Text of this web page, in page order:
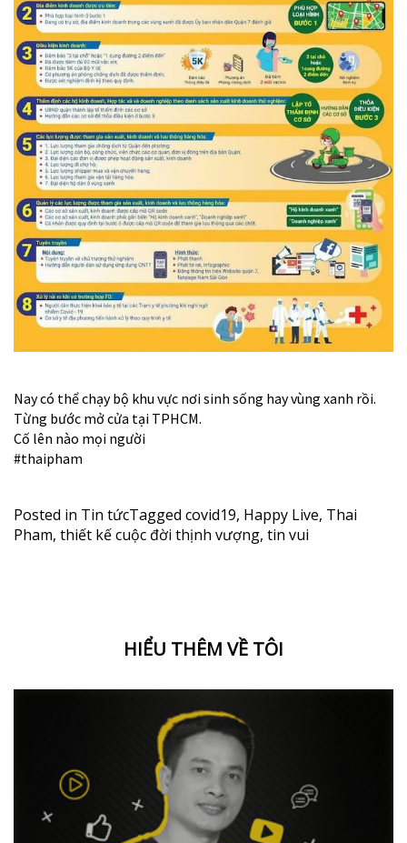
Nay có thể chạy bộ khu vực nơi sinh sống hay vùng xanh rồi.
Từng bước mở cửa tại TPHCM.
Cố lên nào mọi người
#thaipham
Posted in Tin tứcTagged covid19, Happy Live, Thai
Pham, thiết kế cuộc đời thịnh vượng, tin vui
HIỂU THÊM VỀ TÔI